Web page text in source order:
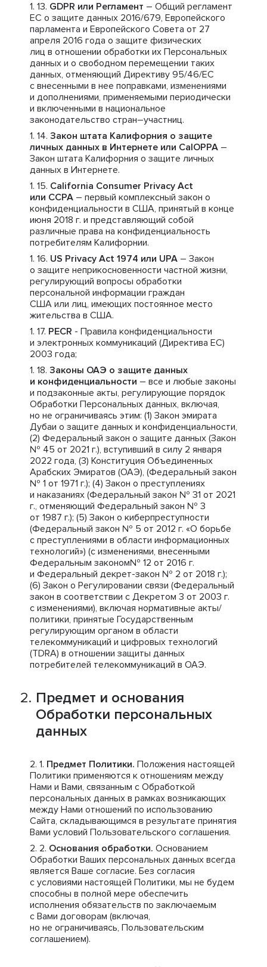
GDPR или Регламент – Общий регламент
ЕС о защите данных 2016/679, Европейского
парламента и Европейского Совета от 27
апреля 2016 года о защите физических
лиц в отношении обработки их Персональных
данных и о свободном перемещении таких
данных, отменяющий Директиву 95/46/ЕС
с внесенными в нее поправками, изменениями
и дополнениями, применяемыми периодически
и включенными в национальное
законодательство стран–участниц.
Закон штата Калифорния о защите
личных данных в Интернете или CalOPPA –
Закон штата Калифорния о защите личных
данных в Интернете.
California Consumer Privacy Act
или CCPA – первый комплексный закон о
конфиденциальности в США, принятый в конце
июня 2018 г. и представляющий собой
различные права на конфиденциальность
потребителям Калифорнии.
US Privacy Act 1974 или UPA – Закон
о защите неприкосновенности частной жизни,
регулирующий вопросы обработки
персональной информации граждан
США или лиц, имеющих постоянное место
жительства в США.
PECR - Правила конфиденциальности
и электронных коммуникаций (Директива ЕС)
2003 года;
Законы ОАЭ о защите данных
и конфиденциальности – все и любые законы
и подзаконные акты, регулирующие порядок
Обработки Персональных данных, включая,
но не ограничиваясь этим: (1) Закон эмирата
Дубаи о защите данных и конфиденциальности,
(2) Федеральный закон о защите данных (Закон
№ 45 от 2021 г.), вступивший в силу 2 января
2022 года, (3) Конституция Объединенных
Арабских Эмиратов (ОАЭ), (Федеральный закон
№ 1 от 1971 г.); (4) Закон о преступлениях
и наказаниях (Федеральный закон № 31 от 2021
г., отменяющий Федеральный закон № 3
от 1987 г.); (5) Закон о киберпреступности
(Федеральный закон № 5 от 2012 г. «О борьбе
с преступлениями в области информационных
технологий») (с изменениями, внесенными
Федеральным законом№ 12 от 2016 г.
и Федеральный декрет-закон № 2 от 2018 г.);
(6) Закон о Регулировании связи (Федеральный
закон в соответствии с Декретом 3 от 2003 г.
с изменениями), включая нормативные акты/
политики, принятые Государственным
регулирующим органом в области
телекоммуникаций и цифровых технологий
(TDRA) в отношении защиты данных
потребителей телекоммуникаций в ОАЭ.
Предмет и основания
Обработки персональных
данных
Предмет Политики. Положения настоящей
Политики применяются к отношениям между
Нами и Вами, связанным с Обработкой
персональных данных в рамках возникающих
между Нами отношений по использованию
Сайта, складывающимся в результате принятия
Вами условий Пользовательского соглашения.
Основания обработки. Основанием
Обработки Ваших персональных данных всегда
является Ваше согласие. Без согласия
с условиями настоящей Политики, мы не будем
способны в полной мере обеспечить
исполнения обязательств по заключаемым
с Вами договорам (включая,
но не ограничиваясь, Пользовательским
соглашением).